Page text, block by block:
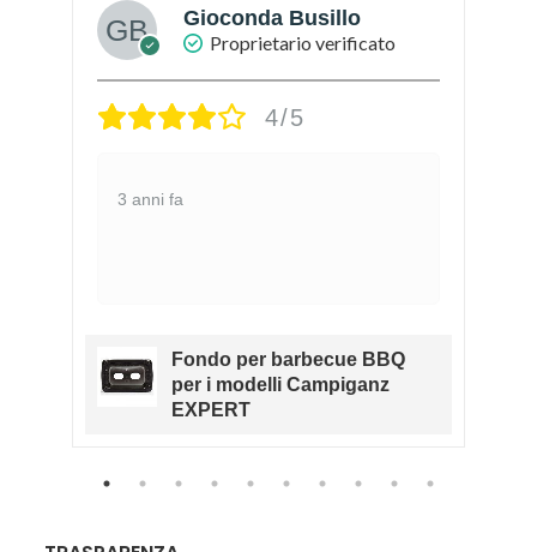
Gioconda Busillo
Proprietario verificato
4/5
3 anni fa
Fondo per barbecue BBQ
per i modelli Campiganz
EXPERT